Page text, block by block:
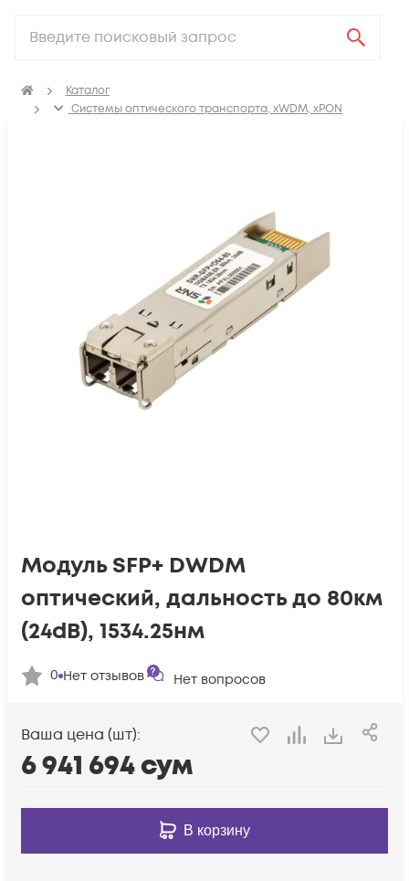
Каталог
Системы оптического транспорта, xWDM, xPON
Модуль SFP+ DWDM
оптический, дальность до 80км
(24dB), 1534.25нм
0 Нет отзывов Нет вопросов
Ваша цена (шт):
6 941 694сум
В корзину